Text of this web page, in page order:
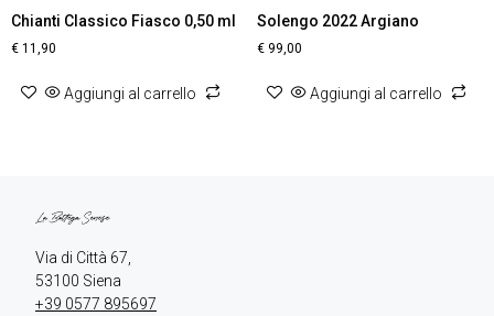
Chianti Classico Fiasco 0,50 ml
€ 11,90
Aggiungi al carrello
Solengo 2022 Argiano
€99,00
Aggiungi al carrello
Via di Città 67,
+39 0577 895697